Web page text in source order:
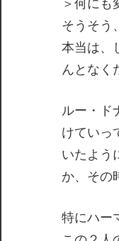
そうそう
本当は、
んとなく
ルー・ド
けていっ
いたよう
か、その
特にハー